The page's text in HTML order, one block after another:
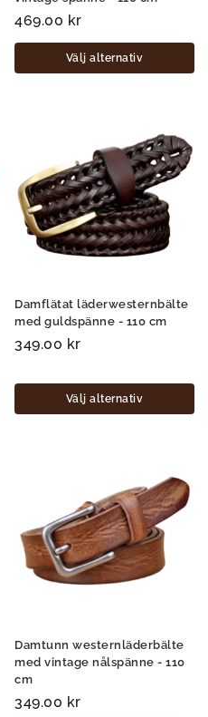
469.00 kr
Välj alternativ
Damflätat läderwesternbälte
med guldspänne - 110 cm
349.00 kr
Välj alternativ
Damtunn westernläderbälte
med vintage nålspänne - 110
cm
349.00 kr